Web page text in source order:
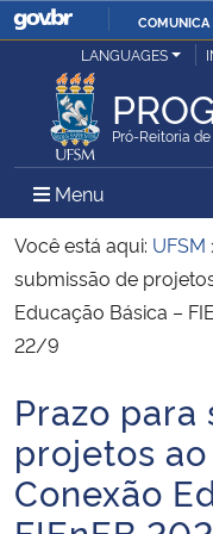
COMUNICA
Ministério da Justiça e
Ministério da Defesa
Ministério das Relações
Ministério da Economia
Ministério da Agricultura,
Ministério da Educação
LANGUAGES
Pró-Reitoria
Menu Menu
Você está aqui: UFSM
submissão de
Educação Básica –
22/9
Início do conteúdo
Prazo para
projetos
Conexão